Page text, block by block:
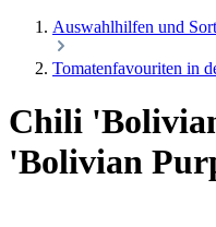
Auswahlhilfen und
Tomatenfavouriten in
Chili
'Bolivian